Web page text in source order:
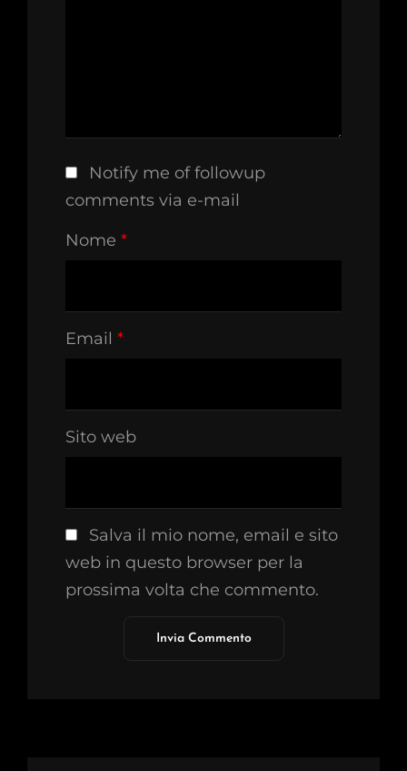
Notify me of followup
comments via e-mail
Nome *
Email *
Sito web
Salva il mio nome, email e sito
web in questo browser per la
prossima volta che commento.